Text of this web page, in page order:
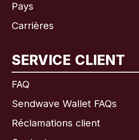
Pays
Carrières
SERVICE CLIENT
FAQ
Sendwave Wallet FAQs
Réclamations client
International English
Brésil